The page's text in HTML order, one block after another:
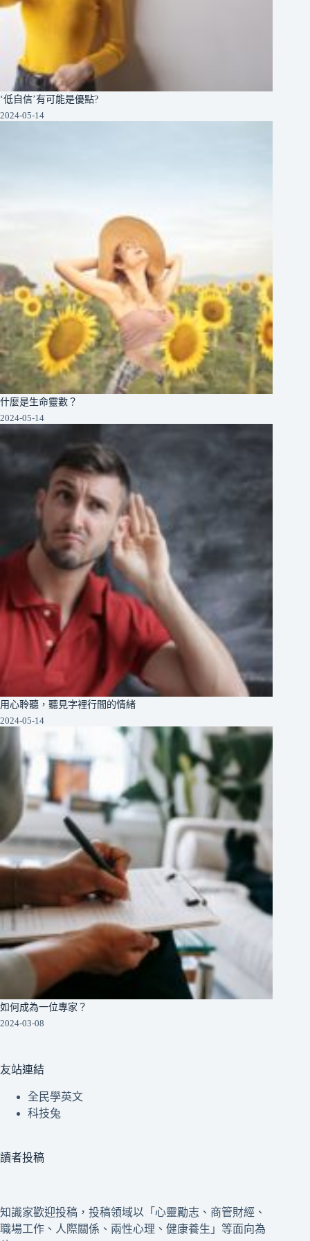
‘低自信’有可能是優點?
2024-05-14
什麼是生命靈數？
2024-05-14
用心聆聽，聽見字裡行間的情緒
2024-05-14
如何成為一位專家？
2024-03-08
友站連結
全民學英文
科技兔
讀者投稿
知識家歡迎投稿，投稿領域以「心靈勵志、商管財經、
職場工作、人際關係、兩性心理、健康養生」等面向為